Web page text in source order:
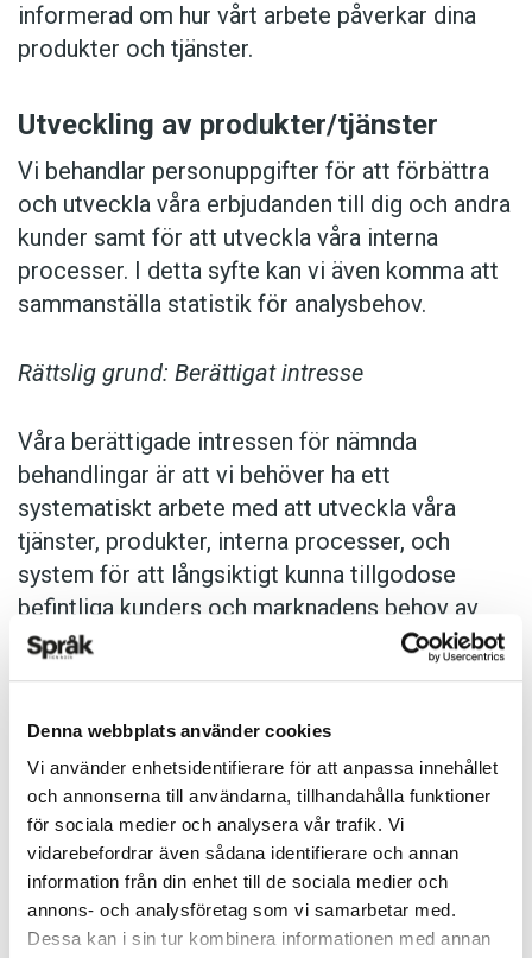
Denna webbplats använder cookies
Vi använder enhetsidentifierare för att anpassa innehållet
och annonserna till användarna, tillhandahålla funktioner
för sociala medier och analysera vår trafik. Vi
vidarebefordrar även sådana identifierare och annan
information från din enhet till de sociala medier och
annons- och analysföretag som vi samarbetar med.
Dessa kan i sin tur kombinera informationen med annan
informerad om hur vårt arbete påverkar dina
produkter och tjänster.
Utveckling av produkter/tjänster
Vi behandlar personuppgifter för att förbättra
och utveckla våra erbjudanden till dig och andra
kunder samt för att utveckla våra interna
processer. I detta syfte kan vi även komma att
sammanställa statistik för analysbehov.
Rättslig grund: Berättigat intresse
Våra berättigade intressen för nämnda
behandlingar är att vi behöver ha ett
systematiskt arbete med att utveckla våra
tjänster, produkter, interna processer, och
system för att långsiktigt kunna tillgodose
befintliga kunders och marknadens behov av
utveckling.
Direktmarknadsföring
Vi behandlar personuppgifter för att kunna
marknadsföra våra produkter och tjänster
direkt till dig. För att vi ska kunna göra detta
använder vi dina personuppgifter (t.ex. din
prenumerationshistorik) så att vi kan ta fram
erbjudanden som är relevanta för just dig och